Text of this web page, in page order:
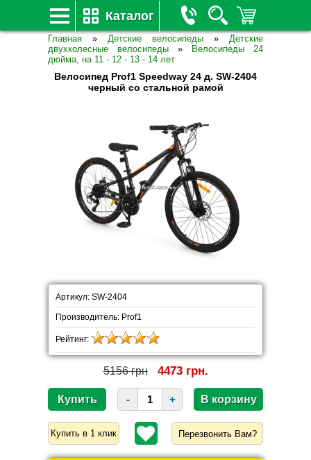
Каталог
Главная » Детские велосипеды » Детские
двухколесные велосипеды
»
Велосипеды 24
дюйма, на 11 - 12 - 13 - 14 лет
Велосипед Prof1 Speedway 24 д. SW-2404
черный со стальной рамой
Артикул: SW-2404
Производитель: Prof1
Рейтинг:
5156 грн 4473 грн.
- +
Перезвонить Вам?